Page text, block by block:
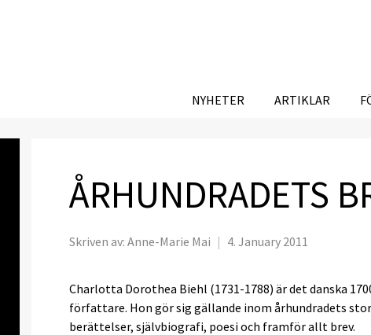
NYHETER ARTIKLAR
ÅRHUNDRADETS
Skriven av: Anne-Marie Mai | 4. January 2011
Charlotta Dorothea Biehl (1731-1788) är det danska
författare. Hon gör sig gällande inom århundradets
berättelser, självbiografi, poesi och framför allt brev.